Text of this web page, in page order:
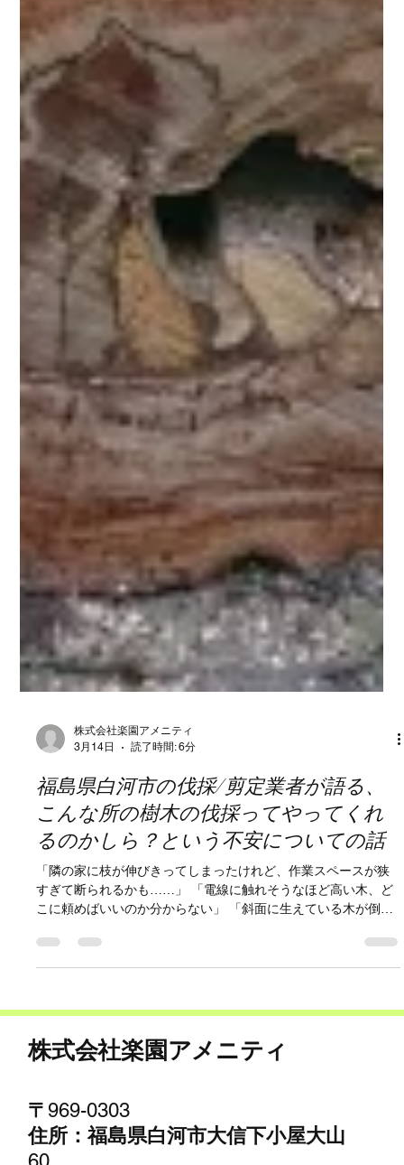
株式会社楽園アメニティ
3月14日
読了時間: 6分
福島県白河市の伐採/剪定業者が語る、
こんな所の樹木の伐採ってやってくれ
るのかしら？という不安についての話
「隣の家に枝が伸びきってしまったけれど、作業スペースが狭
を中心に活動する私たち 株式会社楽園アメニティ のもとには、
日々こうした「切実な不安」が寄せられます。多くの方が「こ
んな特殊な場所、プロでも嫌がるのではないか？」と一人で悩
視点から、多くの方が抱く「こんな場所でも大丈夫？」という
不安に対する答えと、失敗しない業者の選び方を徹底的に解説
します。 1. 多くの人が抱く「伐採の不安」の正体とは？ 伐採や
株式会社楽園アメニティ